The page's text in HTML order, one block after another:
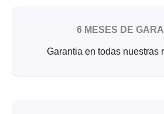
6 MESES DE
Garantia en todas nuestras